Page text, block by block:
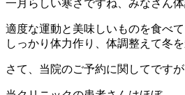
一月らしい寒さですね、みなさん
適度な運動と美味しいものを食べて
しっかり体力作り、体調整えて冬
さて、当院のご予約に関してですが